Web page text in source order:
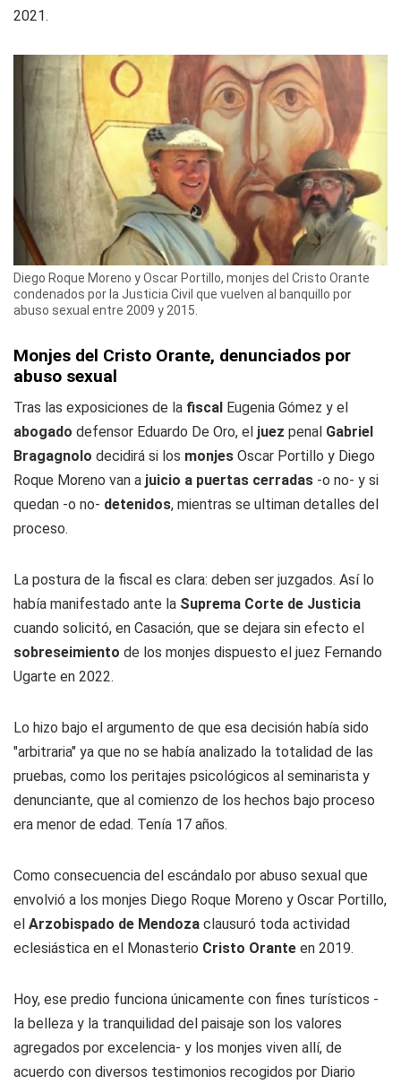
2021.
Diego Roque Moreno y Oscar Portillo, monjes del Cristo Orante
condenados por la Justicia Civil que vuelven al banquillo por
abuso sexual entre 2009 y 2015.
Monjes del Cristo Orante, denunciados por
abuso sexual
Tras las exposiciones de la fiscal Eugenia Gómez y el
abogado defensor Eduardo De Oro, el juez penal Gabriel
Bragagnolo decidirá si los monjes Oscar Portillo y Diego
Roque Moreno van a juicio a puertas cerradas -o no- y si
quedan -o no- detenidos, mientras se ultiman detalles del
proceso.
La postura de la fiscal es clara: deben ser juzgados. Así lo
había manifestado ante la Suprema Corte de Justicia
cuando solicitó, en Casación, que se dejara sin efecto el
sobreseimiento de los monjes dispuesto el juez Fernando
Ugarte en 2022.
Lo hizo bajo el argumento de que esa decisión había sido
"arbitraria" ya que no se había analizado la totalidad de las
pruebas, como los peritajes psicológicos al seminarista y
denunciante, que al comienzo de los hechos bajo proceso
era menor de edad. Tenía 17 años.
Como consecuencia del escándalo por abuso sexual que
envolvió a los monjes Diego Roque Moreno y Oscar Portillo,
el Arzobispado de Mendoza clausuró toda actividad
eclesiástica en el Monasterio Cristo Orante en 2019.
Hoy, ese predio funciona únicamente con fines turísticos -
la belleza y la tranquilidad del paisaje son los valores
agregados por excelencia- y los monjes viven allí, de
acuerdo con diversos testimonios recogidos por Diario